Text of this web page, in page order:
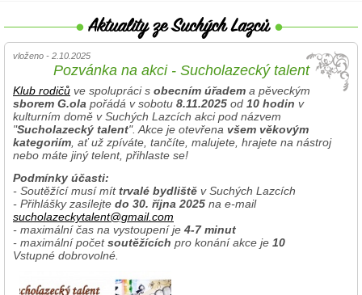
vloženo - 2.10.2025
Pozvánka na akci - Sucholazecký talent
Klub rodičů ve spolupráci s obecním úřadem a pěveckým
sborem G.ola pořádá v sobotu 8.11.2025 od 10 hodin v
kulturním domě v Suchých Lazcích akci pod názvem
"Sucholazecký talent". Akce je otevřena všem věkovým
kategoriím , ať už zpíváte, tančíte, malujete, hrajete na nástroj
nebo máte jiný telent, přihlaste se!
Podmínky účasti:
- Soutěžící musí míttrvalé bydliště v Suchých Lazcích
- Přihlášky zasílejte do 30. října 2025 na e-mail
sucholazeckytalent@gmail.com
- maximální čas na vystoupení je 4-7 minut
- maximální početsoutěžících pro konání akce je 10
Vstupné dobrovolné.